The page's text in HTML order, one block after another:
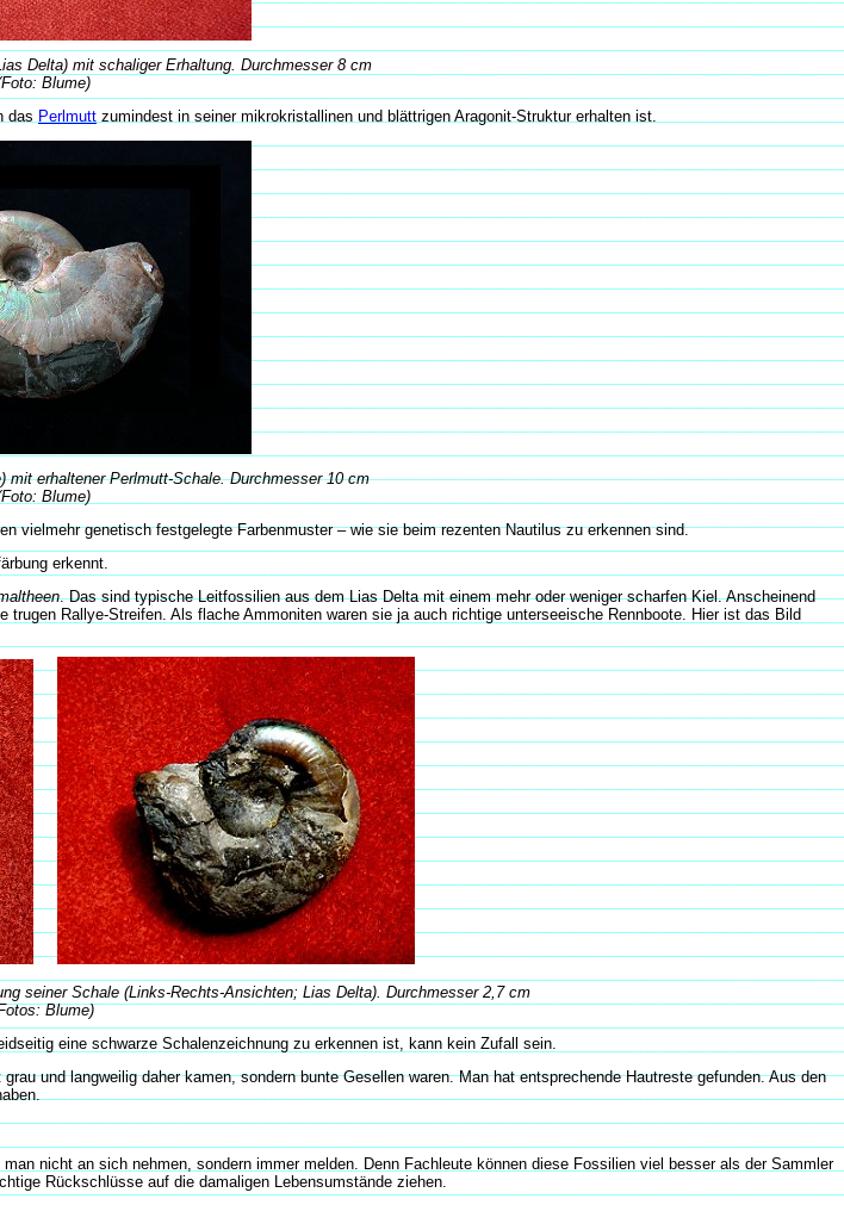
Delta) mit schaliger Erhaltung. Durchmesser 8 cm
Blume)
das Perlmutt zumindest in seiner mikrokristallinen und blättrigen Aragonit-Struktur erhalten ist.
mit erhaltener Perlmutt-Schale. Durchmesser 10 cm
Blume)
vielmehr genetisch festgelegte Farbenmuster – wie sie beim rezenten Nautilus zu erkennen sind.
erkennt.
. Das sind typische Leitfossilien aus dem Lias Delta mit einem mehr oder weniger scharfen Kiel. Anscheinend
Rallye-Streifen. Als flache Ammoniten waren sie ja auch richtige unterseeische Rennboote. Hier ist das Bild
seiner Schale (Links-Rechts-Ansichten; Lias Delta). Durchmesser 2,7 cm
Blume)
eine schwarze Schalenzeichnung zu erkennen ist, kann kein Zufall sein.
und langweilig daher kamen, sondern bunte Gesellen waren. Man hat entsprechende Hautreste gefunden. Aus den
nicht an sich nehmen, sondern immer melden. Denn Fachleute können diese Fossilien viel besser als der Sammler
Rückschlüsse auf die damaligen Lebensumstände ziehen.